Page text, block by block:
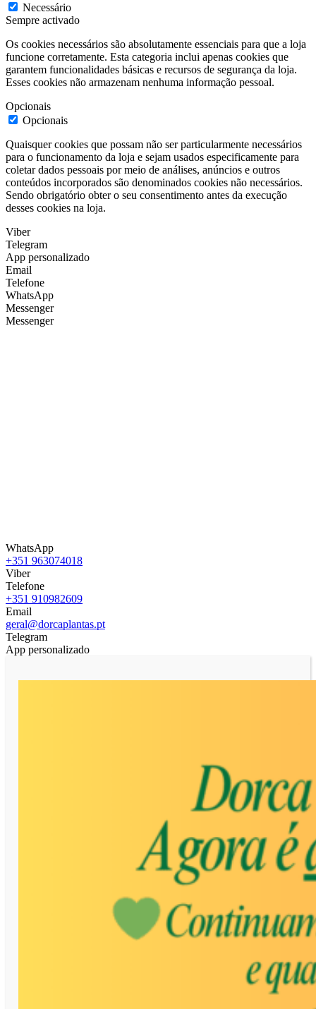
Necessário
Sempre activado
Os cookies necessários são absolutamente essenciais para que a loja
funcione corretamente. Esta categoria inclui apenas cookies que
garantem funcionalidades básicas e recursos de segurança da loja.
Esses cookies não armazenam nenhuma informação pessoal.
Opcionais
Opcionais
Quaisquer cookies que possam não ser particularmente necessários
para o funcionamento da loja e sejam usados especificamente para
coletar dados pessoais por meio de análises, anúncios e outros
conteúdos incorporados são denominados cookies não necessários.
Sendo obrigatório obter o seu consentimento antes da execução
desses cookies na loja.
Viber
Telegram
App personalizado
Email
Telefone
WhatsApp
Messenger
Messenger
WhatsApp
+351 963074018
Viber
Telefone
+351 910982609
Email
geral@dorcaplantas.pt
Telegram
App personalizado